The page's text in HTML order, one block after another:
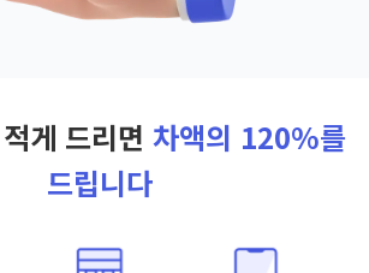
게 드리면 차액의 120%를
드립니다